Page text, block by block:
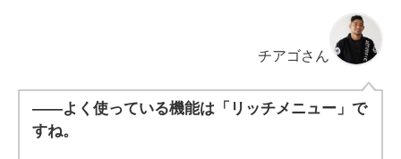
チアゴさん
——よく使っている機能は「リッチメニュー」で
すね。